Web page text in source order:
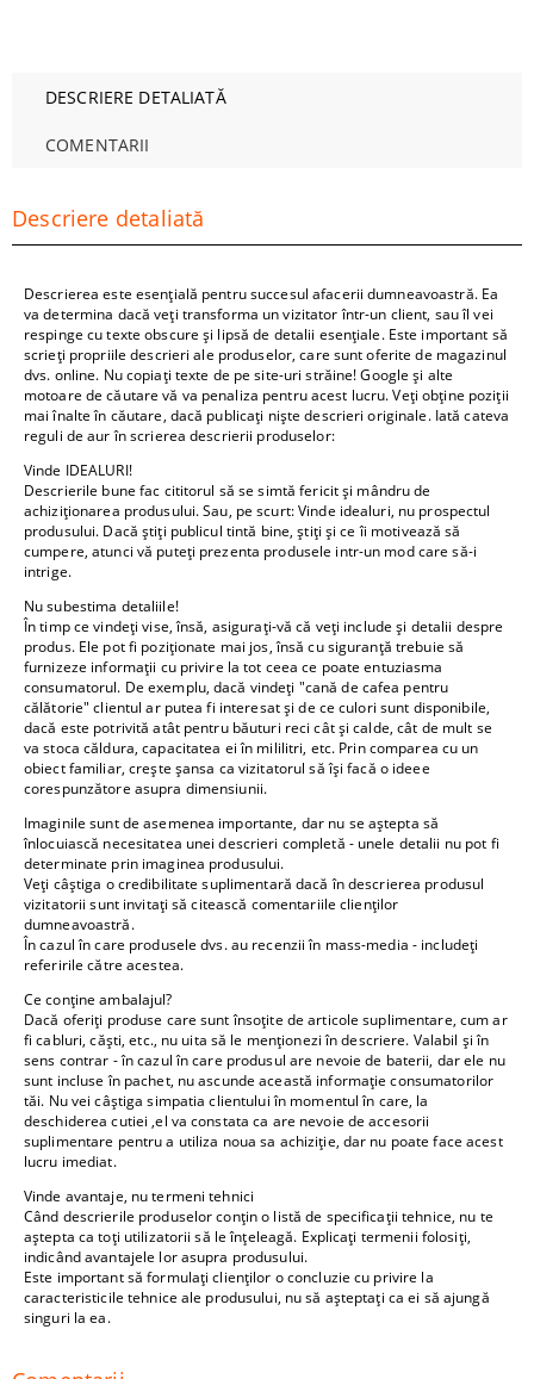
DESCRIERE DETALIATĂ
COMENTARII
Descriere detaliată
Descrierea este esențială pentru succesul afacerii dumneavoastră. Ea
va determina dacă veți transforma un vizitator într-un client, sau îl vei
respinge cu texte obscure și lipsă de detalii esențiale. Este important să
scrieți propriile descrieri ale produselor, care sunt oferite de magazinul
dvs. online. Nu copiați texte de pe site-uri străine! Google și alte
motoare de căutare vă va penaliza pentru acest lucru. Veți obține poziții
mai înalte în căutare, dacă publicați niște descrieri originale. Iată cateva
reguli de aur în scrierea descrierii produselor:
Vinde IDEALURI!
Descrierile bune fac cititorul să se simtă fericit și mândru de
achiziționarea produsului. Sau, pe scurt: Vinde idealuri, nu prospectul
produsului. Dacă știți publicul tintă bine, știți și ce îi motivează să
cumpere, atunci vă puteți prezenta produsele intr-un mod care să-i
intrige.
Nu subestima detaliile!
În timp ce vindeți vise, însă, asigurați-vă că veți include și detalii despre
produs. Ele pot fi poziționate mai jos, însă cu siguranță trebuie să
furnizeze informații cu privire la tot ceea ce poate entuziasma
consumatorul. De exemplu, dacă vindeți "cană de cafea pentru
călătorie" clientul ar putea fi interesat și de ce culori sunt disponibile,
dacă este potrivită atât pentru băuturi reci cât și calde, cât de mult se
va stoca căldura, capacitatea ei în mililitri, etc. Prin comparea cu un
obiect familiar, crește șansa ca vizitatorul să își facă o ideee
corespunzătore asupra dimensiunii.
Imaginile sunt de asemenea importante, dar nu se aștepta să
înlocuiască necesitatea unei descrieri completă - unele detalii nu pot fi
determinate prin imaginea produsului.
Veți câștiga o credibilitate suplimentară dacă în descrierea produsul
vizitatorii sunt invitați să citească comentariile clienților
dumneavoastră.
În cazul în care produsele dvs. au recenzii în mass-media - includeți
referirile către acestea.
Ce conține ambalajul?
Dacă oferiți produse care sunt însoțite de articole suplimentare, cum ar
fi cabluri, căști, etc., nu uita să le menționezi în descriere. Valabil și în
sens contrar - în cazul în care produsul are nevoie de baterii, dar ele nu
sunt incluse în pachet, nu ascunde această informație consumatorilor
tăi. Nu vei câștiga simpatia clientului în momentul în care, la
deschiderea cutiei ,el va constata ca are nevoie de accesorii
suplimentare pentru a utiliza noua sa achiziție, dar nu poate face acest
lucru imediat.
Vinde avantaje, nu termeni tehnici
Când descrierile produselor conțin o listă de specificații tehnice, nu te
aștepta ca toți utilizatorii să le înțeleagă. Explicați termenii folosiți,
indicând avantajele lor asupra produsului.
Este important să formulați clienților o concluzie cu privire la
caracteristicile tehnice ale produsului, nu să așteptați ca ei să ajungă
singuri la ea.